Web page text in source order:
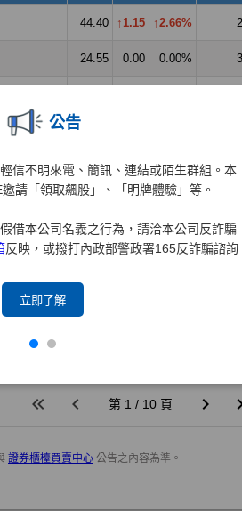
公告
信不明來電、簡訊、連結或陌生群組。本
請「領取飆股」、「明牌體驗」等。
借本公司名義之行為，請洽本公司反詐騙
反映，或撥打內政部警政署165反詐騙諮詢
立即了解